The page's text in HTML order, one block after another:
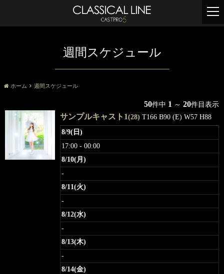
週間スケジュール
ホーム 週間スケジュール
50件中 1 ～ 20件目表示
サンプルキャスト1(28) T166 B90 (E) W57 H88
8/9(日)
17:00 - 00:00
8/10(月)
-
8/11(火)
-
8/12(水)
-
8/13(木)
-
8/14(金)
t
i
a
t
n